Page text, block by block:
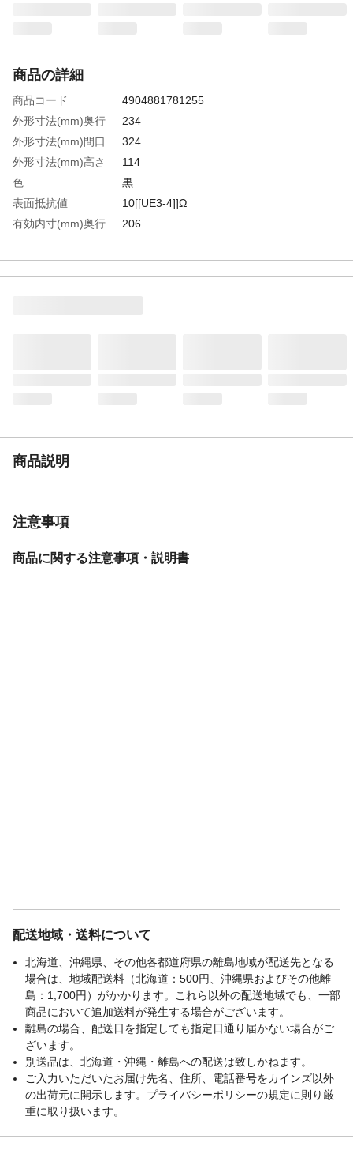
商品の詳細
商品コード
4904881781255
外形寸法(mm)奥行
234
外形寸法(mm)間口
324
外形寸法(mm)高さ
114
色
黒
表面抵抗値
10[[UE3-4]]Ω
有効内寸(mm)奥行
206
有効内寸(mm)高さ
96
商品説明
注意事項
商品に関する注意事項・説明書
配送地域・送料について
北海道、沖縄県、その他各都道府県の離島地域が配送先となる
場合は、地域配送料（北海道：500円、沖縄県およびその他離
島：1,700円）がかかります。これら以外の配送地域でも、一部
商品において追加送料が発生する場合がございます。
離島の場合、配送日を指定しても指定日通り届かない場合がご
ざいます。
別送品は、北海道・沖縄・離島への配送は致しかねます。
ご入力いただいたお届け先名、住所、電話番号をカインズ以外
の出荷元に開示します。プライバシーポリシーの規定に則り厳
重に取り扱います。